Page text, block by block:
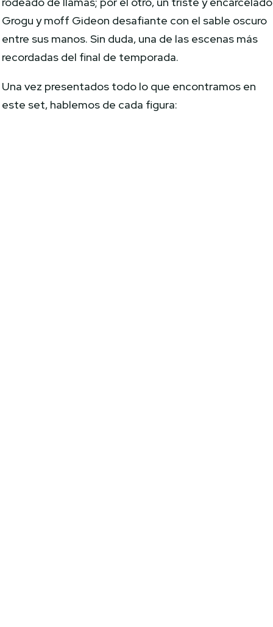
Grogu y moff Gideon desafiante con el sable oscuro
entre sus manos. Sin duda, una de las escenas más
recordadas del final de temporada.
Una vez presentados todo lo que encontramos en
este set, hablemos de cada figura: